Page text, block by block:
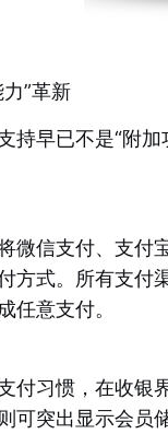
”革新
持早已不是“附
微信支付、支
方式。所有支
任意支付。
付习惯，在收
可突出显示会员